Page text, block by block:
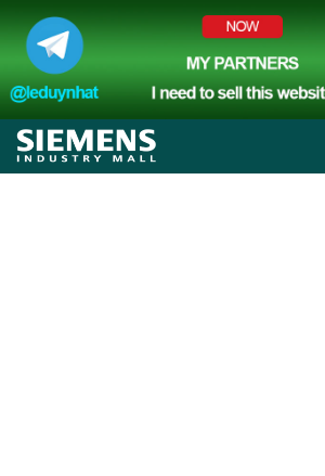
to
content